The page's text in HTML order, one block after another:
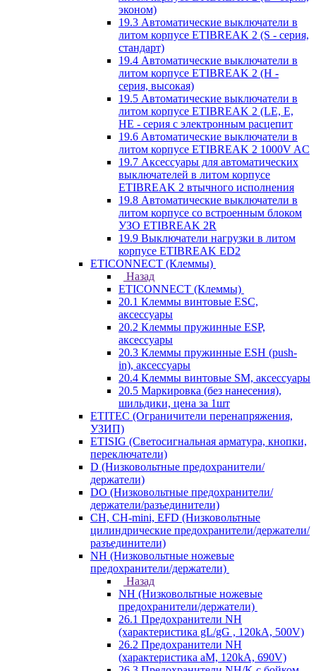
эконом)
19.3 Автоматические выключатели в
литом корпусе ETIBREAK 2 (S - серия,
стандарт)
19.4 Автоматические выключатели в
литом корпусе ETIBREAK 2 (H -
серия, высокая)
19.5 Автоматические выключатели в
литом корпусе ETIBREAK 2 (LE, E,
HE - серия с электронным расцепит
19.6 Автоматические выключатели в
литом корпусе ETIBREAK 2 1000V AC
19.7 Аксессуары для автоматических
выключателей в литом корпусе
ETIBREAK 2 втычного исполнения
19.8 Автоматические выключатели в
литом корпусе со встроенным блоком
УЗО ETIBREAK 2R
19.9 Выключатели нагрузки в литом
корпусе ETIBREAK ED2
ETICONNECT (Клеммы)
Назад
ETICONNECT (Клеммы)
20.1 Клеммы винтовые ESC,
аксессуары
20.2 Клеммы пружинные ESP,
аксессуары
20.3 Клеммы пружинные ESH (push-
in), аксессуары
20.4 Клеммы винтовые SM, аксессуары
20.5 Маркировка (без нанесения),
шильдики, цена за 1шт
ETITEC (Ограничители перенапряжения,
УЗИП)
ETISIG (Светосигнальная арматура, кнопки,
переключатели)
D (Низковольтные предохранители/
держатели)
DO (Низковольтные предохранители/
держатели/разъединители)
CH, CH-mini, EFD (Низковольтные
цилиндрические предохранители/держатели/
разъединители)
NH (Низковольтные ножевые
предохранители/держатели)
Назад
NH (Низковольтные ножевые
предохранители/держатели)
26.1 Предохранители NH
(характеристика gL/gG , 120kA, 500V)
26.2 Предохранители NH
(характеристика aM, 120kA, 690V)